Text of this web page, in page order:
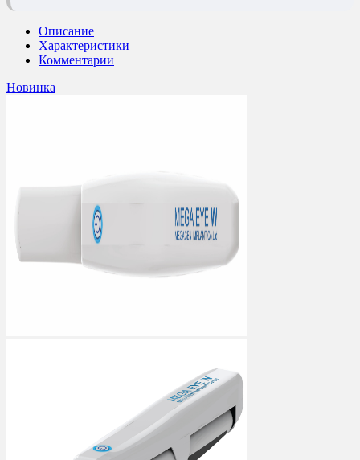
Описание
Характеристики
Комментарии
Новинка